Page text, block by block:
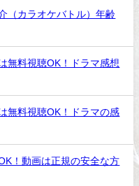
（カラオケバトル）年齢
無料視聴OK！ドラマ感想
無料視聴OK！ドラマの感
！動画は正規の安全な方